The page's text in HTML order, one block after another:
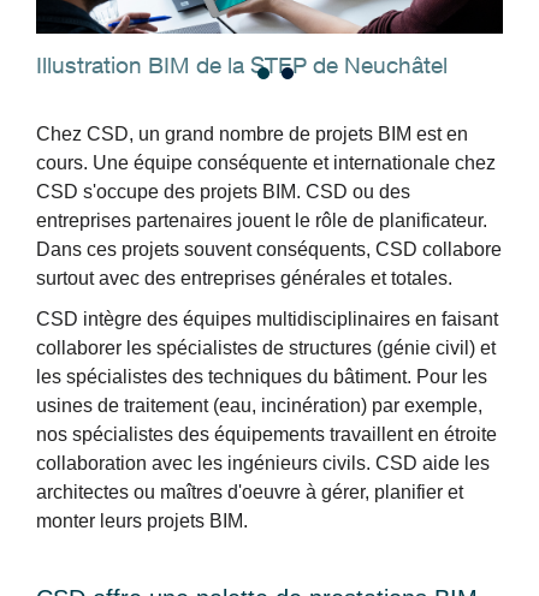
Illustration BIM de la STEP de Neuchâtel
Chez CSD, un grand nombre de projets BIM est en
cours. Une équipe conséquente et internationale chez
CSD s'occupe des projets BIM. CSD ou des
entreprises partenaires jouent le rôle de planificateur.
Dans ces projets souvent conséquents, CSD collabore
surtout avec des entreprises générales et totales.
CSD intègre des équipes multidisciplinaires en faisant
collaborer les spécialistes de structures (génie civil) et
les spécialistes des techniques du bâtiment. Pour les
usines de traitement (eau, incinération) par exemple,
nos spécialistes des équipements travaillent en étroite
collaboration avec les ingénieurs civils. CSD aide les
architectes ou maîtres d'oeuvre à gérer, planifier et
monter leurs projets BIM.